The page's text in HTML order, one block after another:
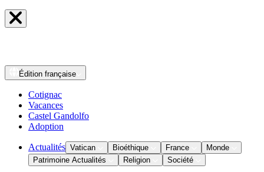
Édition française
Cotignac
Vacances
Castel Gandolfo
Adoption
Actualités Vatican Bioéthique France
Monde
Patrimoine Actualités
Religion Société